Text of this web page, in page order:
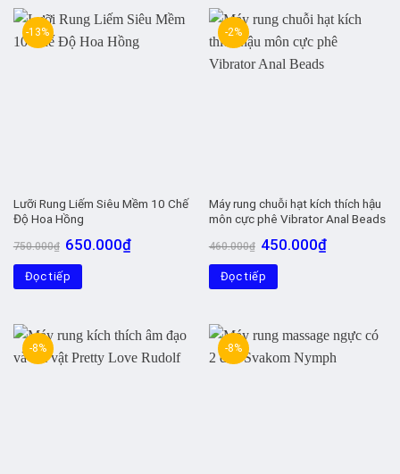
-13%
Lưỡi Rung Liếm Siêu Mềm 10 Chế
Độ Hoa Hồng
750.000₫ Giá
gốc
là:
750.000₫.
650.000₫Giá
Đọc tiếp
-2%
Máy rung chuỗi hạt kích thích hậu
môn cực phê Vibrator Anal Beads
460.000₫ Giá
gốc
là:
460.000₫.
450.000₫Giá
Đọc tiếp
-8% -8%